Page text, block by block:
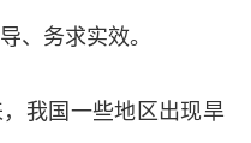
、务求实效。
我国一些地区出现旱